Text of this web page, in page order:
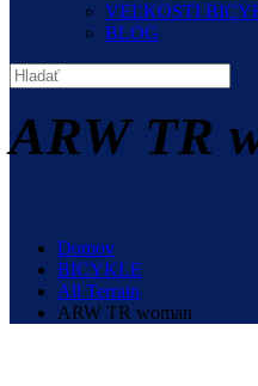
VEĽKOSTI
BLOG
ARW TR
Domov
BICYKLE
All Terrain
ARW TR woman